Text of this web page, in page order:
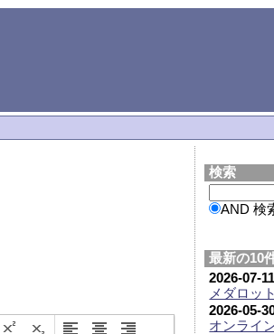
検索
AND 検
最新の10
2026-07-11
メダロッ
2026-05-
オンライ